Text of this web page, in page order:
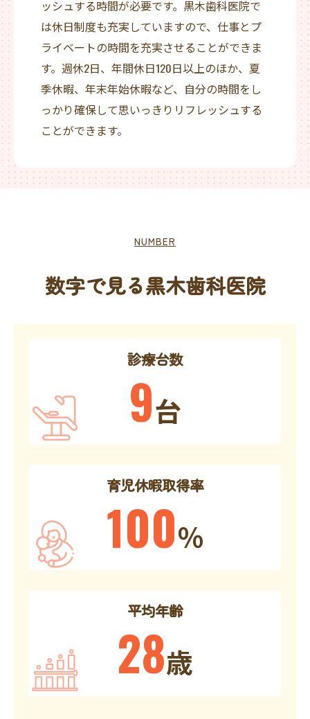
ッシュする時間が必要です。黒木歯科医院で
は休日制度も充実していますので、仕事とプ
ライベートの時間を充実させることができま
す。週休2日、年間休日120日以上のほか、夏
季休暇、年末年始休暇など、自分の時間をし
っかり確保して思いっきりリフレッシュする
ことができます。
数字で見る黒木歯科医院
NUMBER
診療台数
9台
育児休暇取得率
100％
平均年齢
28歳